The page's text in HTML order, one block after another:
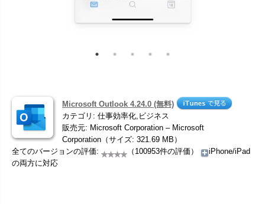
Microsoft Outlook 4.24.0 (無料)
カテゴリ: 仕事効率化,ビジネス
販売元: Microsoft Corporation – Microsoft
Corporation（サイズ: 321.69 MB）
全てのバージョンの評価:
（100953件の評価）
iPhone/iPad
の両方に対応